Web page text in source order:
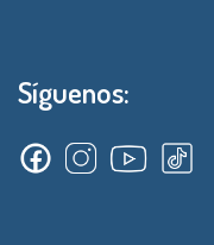
Síguenos: